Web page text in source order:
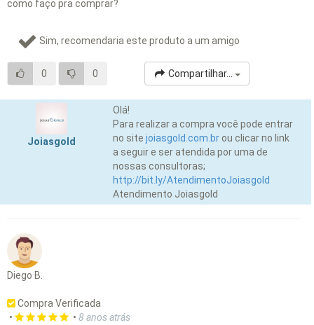
como faço pra comprar?
Sim, recomendaria este produto a um amigo
0 0 Compartilhar...
Joiasgold
Olá!
Para realizar a compra você pode entrar
no sitejoiasgold.com.brou clicar no link
a seguir e ser atendida por uma de
nossas consultoras;
http://bit.ly/AtendimentoJoiasgold
Atendimento Joiasgold
Diego B.
Compra Verificada
•
• 8 anos atrás